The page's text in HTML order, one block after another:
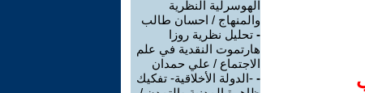
الهوسرلية النظرية
والمنهاج / احسان طالب
- تحليل نظرية روزا
هارتموت النقدية في علم
الاجتماع / علي حمدان
- -الدولة الأخلاقية- تفكيك